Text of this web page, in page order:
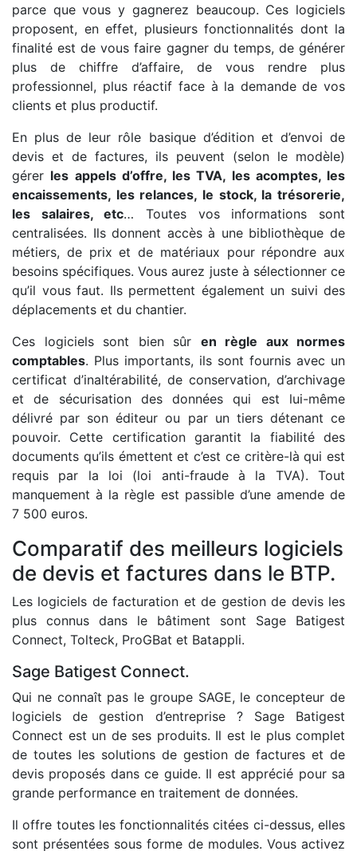
parce que vous y gagnerez beaucoup. Ces logiciels
proposent, en effet, plusieurs fonctionnalités dont la
finalité est de vous faire gagner du temps, de générer
plus de chiffre d’affaire, de vous rendre plus
professionnel, plus réactif face à la demande de vos
clients et plus productif.
En plus de leur rôle basique d’édition et d’envoi de
devis et de factures, ils peuvent (selon le modèle)
gérer les appels d’offre, les TVA, les acomptes, les
encaissements, les relances, le stock, la trésorerie,
les salaires, etc… Toutes vos informations sont
centralisées. Ils donnent accès à une bibliothèque de
métiers, de prix et de matériaux pour répondre aux
besoins spécifiques. Vous aurez juste à sélectionner ce
qu’il vous faut. Ils permettent également un suivi des
déplacements et du chantier.
Ces logiciels sont bien sûr en règle aux normes
comptables. Plus importants, ils sont fournis avec un
certificat d’inaltérabilité, de conservation, d’archivage
et de sécurisation des données qui est lui-même
délivré par son éditeur ou par un tiers détenant ce
pouvoir. Cette certification garantit la fiabilité des
documents qu’ils émettent et c’est ce critère-là qui est
requis par la loi (loi anti-fraude à la TVA). Tout
manquement à la règle est passible d’une amende de
7 500 euros.
Comparatif des meilleurs logiciels
de devis et factures dans le BTP.
Les logiciels de facturation et de gestion de devis les
plus connus dans le bâtiment sont Sage Batigest
Connect, Tolteck, ProGBat et Batappli.
Sage Batigest Connect.
Qui ne connaît pas le groupe SAGE, le concepteur de
logiciels de gestion d’entreprise ? Sage Batigest
Connect est un de ses produits. Il est le plus complet
de toutes les solutions de gestion de factures et de
devis proposés dans ce guide. Il est apprécié pour sa
grande performance en traitement de données.
Il offre toutes les fonctionnalités citées ci-dessus, elles
sont présentées sous forme de modules. Vous activez